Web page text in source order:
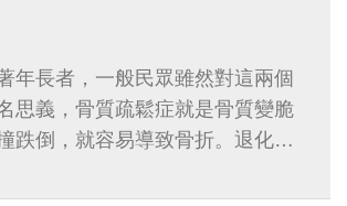
年長者，一般民眾雖然對這兩個
思義，骨質疏鬆症就是骨質變脆
跌倒，就容易導致骨折。退化性